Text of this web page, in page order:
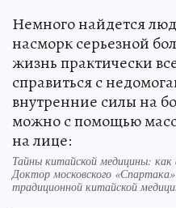
Немного найдется
насморк серьезной
жизнь практически
справиться с
внутренние силы на
можно с помощью
на лице:
Тайны китайской медицины:
Доктор московского
традиционной китайской